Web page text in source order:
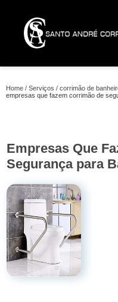
Home Serviços corrimão de
empresas que fazem corrimão de
Empresas Que
Segurança para